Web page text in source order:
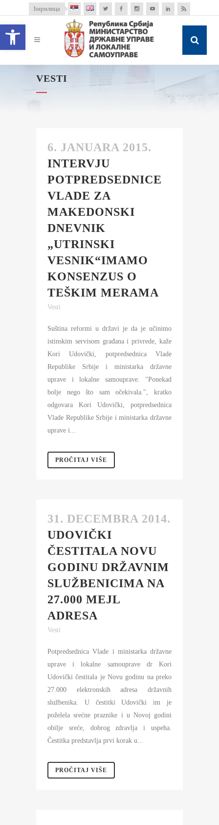
Open toolbar
ћирилица
VESTI
6. JANUARA 2015.
INTERVJU
POTPREDSEDNICE
VLADE ZA
MAKEDONSKI
DNEVNIK
„UTRINSKI
VESNIK“IMAMO
KONSENZUS O
TEŠKIM MERAMA
Vesti
Suština reformi u državi je da je učinimo
istinskim servisom građana i privrede, kaže
Kori Udovički, potpredsednica Vlade
Republike Srbije i ministarka državne
uprave i lokalne samouprave. "Ponekad
bolje nego što sam očekivala.", kratko
odgovara Kori Udovički, potpredsednica
Vlade Republike Srbije i ministarka državne
uprave i...
PROČITAJ VIŠE
31. DECEMBRA 2014.
UDOVIČKI
ČESTITALA NOVU
GODINU DRŽAVNIM
SLUŽBENICIMA NA
27.000 MEJL
ADRESA
Vesti
Potpredsednica Vlade i ministarka državne
uprave i lokalne samouprave dr Kori
Udovički čestitala je Novu godinu na preko
27.000 elektronskih adresa državnih
službenika. U čestitki Udovički im je
poželela srećne praznike i u Novoj godini
obilje sreće, dobrog zdravlja i uspeha.
Čestitka predstavlja prvi korak u...
PROČITAJ VIŠE